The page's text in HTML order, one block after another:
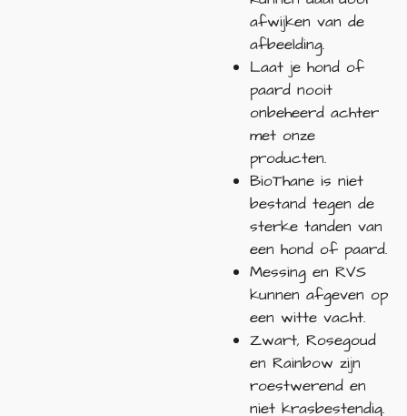
afwijken van de
afbeelding.
Laat je hond of
paard nooit
onbeheerd achter
met onze
producten.
BioThane is niet
bestand tegen de
sterke tanden van
een hond of paard.
Messing en RVS
kunnen afgeven op
een witte vacht.
Zwart, Rosegoud
en Rainbow zijn
roestwerend en
niet krasbestendig.